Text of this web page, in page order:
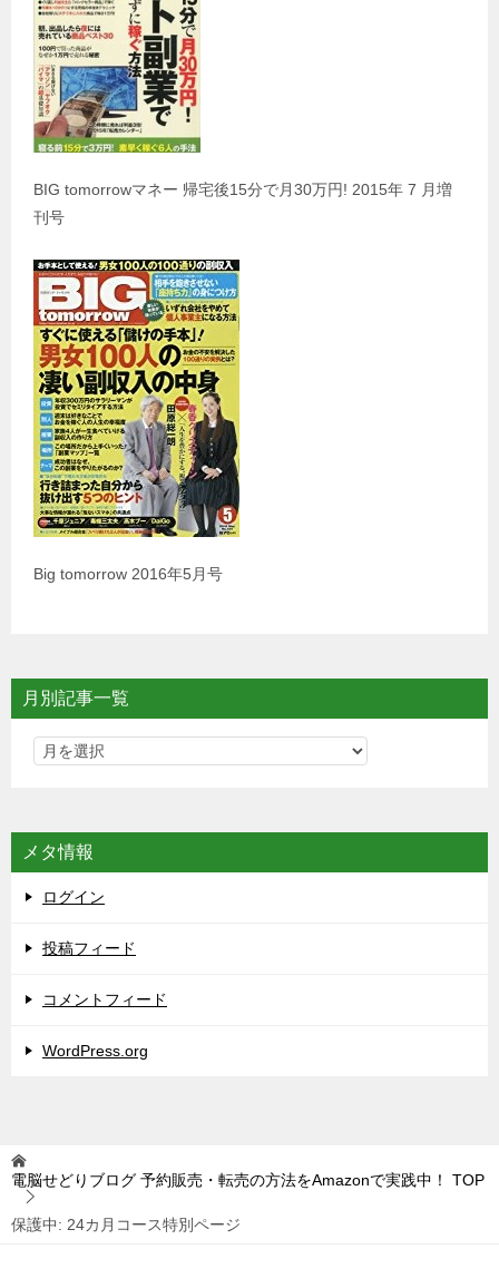
BIG tomorrowマネー 帰宅後15分で月30万円! 2015年 7 月増
刊号
Big tomorrow 2016年5月号
月別記事一覧
メタ情報
ログイン
投稿フィード
コメントフィード
WordPress.org
電脳せどりブログ 予約販売・転売の方法をAmazonで実践中！ TOP
保護中: 24カ月コース特別ページ